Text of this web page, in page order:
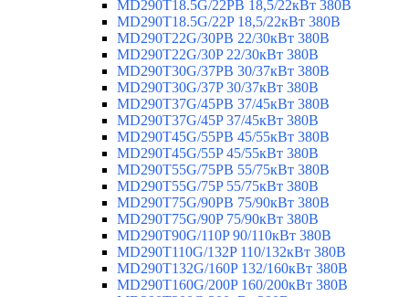
MD290T18.5G/22PB 18,5/22кВт 380В
MD290T18.5G/22P 18,5/22кВт 380В
MD290T22G/30PB 22/30кВт 380В
MD290T22G/30P 22/30кВт 380В
MD290T30G/37PB 30/37кВт 380В
MD290T30G/37P 30/37кВт 380В
MD290T37G/45PB 37/45кВт 380В
MD290T37G/45P 37/45кВт 380В
MD290T45G/55PB 45/55кВт 380В
MD290T45G/55P 45/55кВт 380В
MD290T55G/75PB 55/75кВт 380В
MD290T55G/75P 55/75кВт 380В
MD290T75G/90PB 75/90кВт 380В
MD290T75G/90P 75/90кВт 380В
MD290T90G/110P 90/110кВт 380В
MD290T110G/132P 110/132кВт 380В
MD290T132G/160P 132/160кВт 380В
MD290T160G/200P 160/200кВт 380В